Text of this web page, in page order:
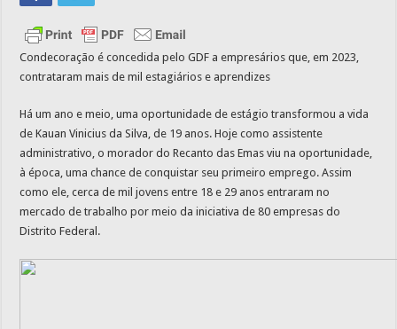
Condecoração é concedida pelo GDF a empresários que, em 2023,
contrataram mais de mil estagiários e aprendizes
Há um ano e meio, uma oportunidade de estágio transformou a vida
de Kauan Vinicius da Silva, de 19 anos. Hoje como assistente
administrativo, o morador do Recanto das Emas viu na oportunidade,
à época, uma chance de conquistar seu primeiro emprego. Assim
como ele, cerca de mil jovens entre 18 e 29 anos entraram no
mercado de trabalho por meio da iniciativa de 80 empresas do
Distrito Federal.